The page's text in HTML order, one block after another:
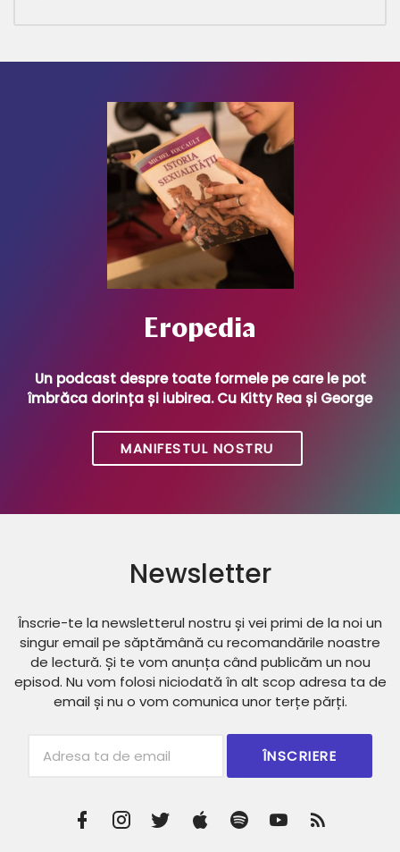
Eropedia
Un podcast despre toate formele pe care le pot
îmbrăca dorința și iubirea. Cu Kitty Rea și George
MANIFESTUL NOSTRU
Newsletter
Înscrie-te la newsletterul nostru și vei primi de la noi un
singur email pe săptămână cu recomandările noastre
de lectură. Și te vom anunța când publicăm un nou
episod. Nu vom folosi niciodată în alt scop adresa ta de
email și nu o vom comunica unor terțe părți.
Email
Facebook
Profile
Instagram
Twitter iTunes Spotify Youtube